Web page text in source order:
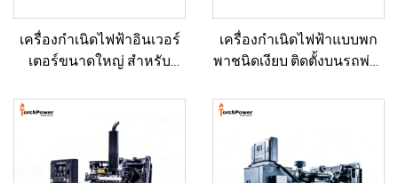
เครื่องกำเนิดไฟฟ้าอินเวอร์
เตอร์ขนาดใหญ่ สำหรับ
กำเนิดไฟฟ้าดีเซลสำรอง
สำหรับขาย
เครื่องกำเนิดไฟฟ้าแบบพก
พาชนิดเงียบ ติดตั้งบนรถพ่วง